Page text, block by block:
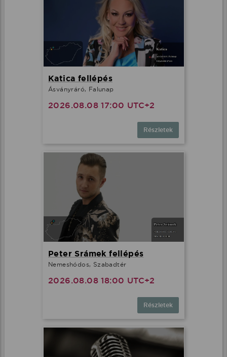
Katica fellépés
Ásványráró, Falunap
2026.08.08 17:00 UTC+2
Részletek
Peter Srámek fellépés
Nemeshódos, Szabadtér
2026.08.08 18:00 UTC+2
Részletek